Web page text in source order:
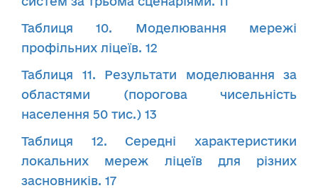
Таблиця 10. Моделювання мережі
профільних ліцеїв. 12
Таблиця 11. Результати моделювання за
областями (порогова чисельність
населення 50 тис.) 13
Таблиця 12. Середні характеристики
локальних мереж ліцеїв для різних
засновників. 17